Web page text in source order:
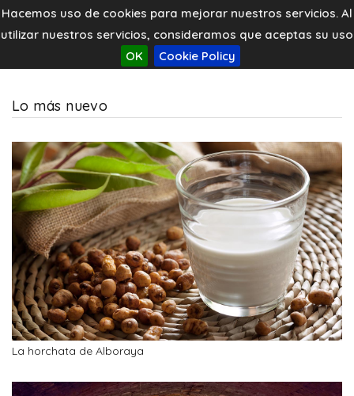
Hacemos uso de cookies para mejorar nuestros servicios. Al
utilizar nuestros servicios, consideramos que aceptas su uso
OK
Cookie Policy
Lo más nuevo
La horchata de Alboraya